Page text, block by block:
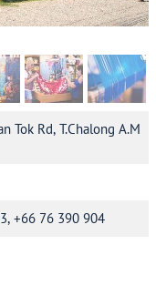
Tok Rd, T.Chalong A.M
+66 76 390 904